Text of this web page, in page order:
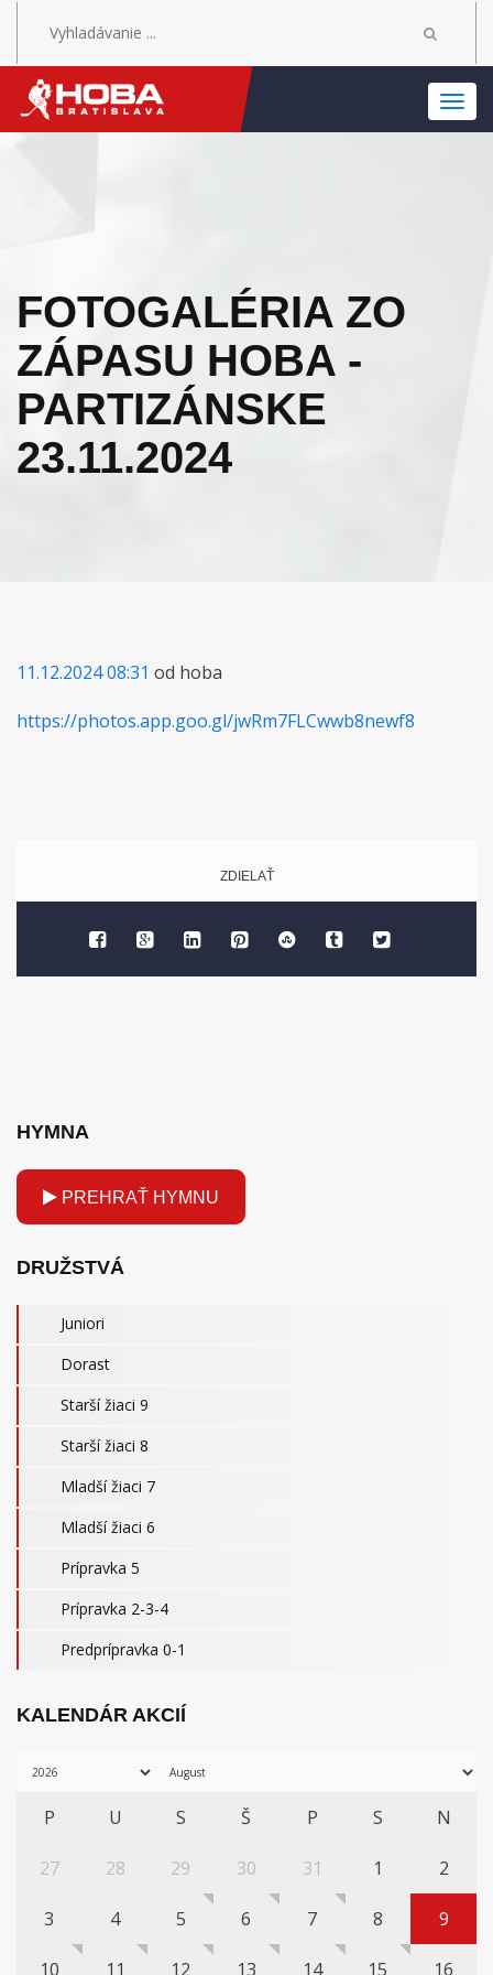
FOTOGALÉRIA ZO
ZÁPASU HOBA -
PARTIZÁNSKE
23.11.2024
11.12.2024 08:31 od hoba
https://photos.app.goo.gl/jwRm7FLCwwb8newf8
ZDIELAŤ
HYMNA
PREHRAŤ HYMNU
DRUŽSTVÁ
Juniori
Dorast
Starší žiaci 9
Starší žiaci 8
Mladší žiaci 7
Mladší žiaci 6
Prípravka 5
Prípravka 2-3-4
Predprípravka 0-1
KALENDÁR AKCIÍ
P U S Š P S N
27 28 29 30 31 1 2
3 4 5 6 7 8 9
10 11 12 13 14 15 16